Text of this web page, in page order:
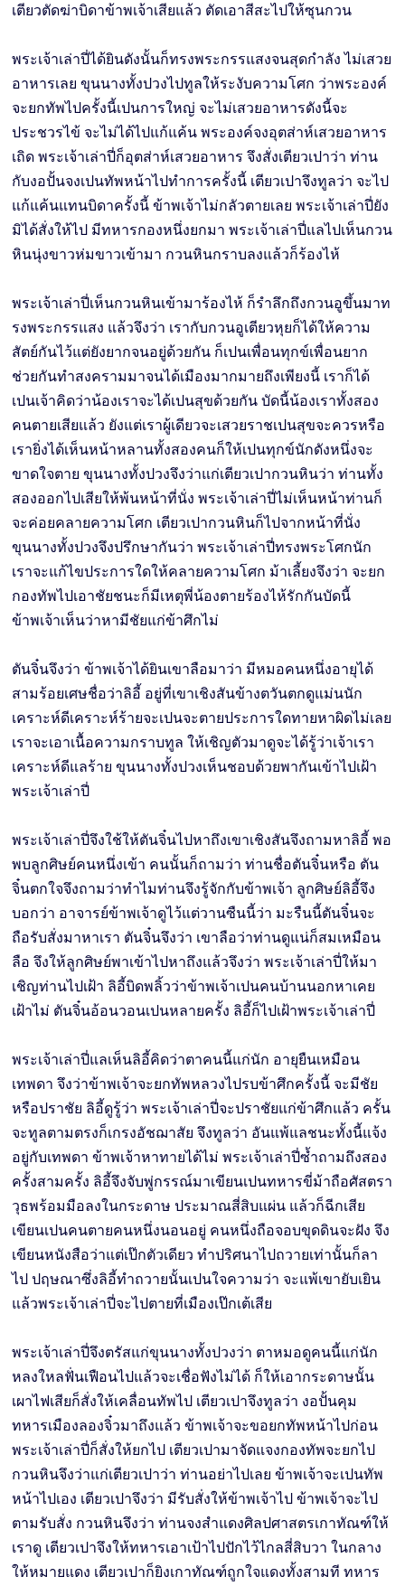
เตียวตัดฆ่าบิดาข้าพเจ้าเสียแล้ว ตัดเอาสีสะไปให้ซุนกวน
พระเจ้าเล่าปี่ได้ยินดังนั้นก็ทรงพระกรรแสงจนสุดกำลัง ไม่เสวย
อาหารเลย ขุนนางทั้งปวงไปทูลให้ระงับความโศก ว่าพระองค์
จะยกทัพไปครั้งนี้เปนการใหญ่ จะไม่เสวยอาหารดังนี้จะ
ประชวรไข้ จะไม่ได้ไปแก้แค้น พระองค์จงอุตส่าห์เสวยอาหาร
เถิด พระเจ้าเล่าปี่ก็อุตส่าห์เสวยอาหาร จึงสั่งเตียวเปาว่า ท่าน
กับงอปั้นจงเปนทัพหน้าไปทำการครั้งนี้ เตียวเปาจึงทูลว่า จะไป
แก้แค้นแทนบิดาครั้งนี้ ข้าพเจ้าไม่กลัวตายเลย พระเจ้าเล่าปี่ยัง
มิได้สั่งให้ไป มีทหารกองหนึ่งยกมา พระเจ้าเล่าปี่แลไปเห็นกวน
หินนุ่งขาวห่มขาวเข้ามา กวนหินกราบลงแล้วก็ร้องไห้
พระเจ้าเล่าปี่เห็นกวนหินเข้ามาร้องไห้ ก็รำลึกถึงกวนอูขึ้นมาท
รงพระกรรแสง แล้วจึงว่า เรากับกวนอูเตียวหุยก็ได้ให้ความ
สัตย์กันไว้แต่ยังยากจนอยู่ด้วยกัน ก็เปนเพื่อนทุกข์เพื่อนยาก
ช่วยกันทำสงครามมาจนได้เมืองมากมายถึงเพียงนี้ เราก็ได้
เปนเจ้าคิดว่าน้องเราจะได้เปนสุขด้วยกัน บัดนี้น้องเราทั้งสอง
คนตายเสียแล้ว ยังแต่เราผู้เดียวจะเสวยราชเปนสุขจะควรหรือ
เรายิ่งได้เห็นหน้าหลานทั้งสองคนก็ให้เปนทุกข์นักดังหนึ่งจะ
ขาดใจตาย ขุนนางทั้งปวงจึงว่าแก่เตียวเปากวนหินว่า ท่านทั้ง
สองออกไปเสียให้พ้นหน้าที่นั่ง พระเจ้าเล่าปี่ไม่เห็นหน้าท่านก็
จะค่อยคลายความโศก เตียวเปากวนหินก็ไปจากหน้าที่นั่ง
ขุนนางทั้งปวงจึงปรึกษากันว่า พระเจ้าเล่าปี่ทรงพระโศกนัก
เราจะแก้ไขประการใดให้คลายความโศก ม้าเลี้ยงจึงว่า จะยก
กองทัพไปเอาชัยชนะก็มีเหตุพี่น้องตายร้องไห้รักกันบัดนี้
ข้าพเจ้าเห็นว่าหามีชัยแก่ข้าศึกไม่
ตันจิ๋นจึงว่า ข้าพเจ้าได้ยินเขาลือมาว่า มีหมอคนหนึ่งอายุได้
สามร้อยเศษชื่อว่าลิอี้ อยู่ที่เขาเชิงสันข้างตวันตกดูแม่นนัก
เคราะห์ดีเคราะห์ร้ายจะเปนจะตายประการใดทายหาผิดไม่เลย
เราจะเอาเนื้อความกราบทูล ให้เชิญตัวมาดูจะได้รู้ว่าเจ้าเรา
เคราะห์ดีแลร้าย ขุนนางทั้งปวงเห็นชอบด้วยพากันเข้าไปเฝ้า
พระเจ้าเล่าปี่
พระเจ้าเล่าปี่จึงใช้ให้ตันจิ๋นไปหาถึงเขาเชิงสันจึงถามหาลิอี้ พอ
พบลูกศิษย์คนหนึ่งเข้า คนนั้นก็ถามว่า ท่านชื่อตันจิ๋นหรือ ตัน
จิ๋นตกใจจึงถามว่าทำไมท่านจึงรู้จักกับข้าพเจ้า ลูกศิษย์ลิอี้จึง
บอกว่า อาจารย์ข้าพเจ้าดูไว้แต่วานซืนนี้ว่า มะรืนนี้ตันจิ๋นจะ
ถือรับสั่งมาหาเรา ตันจิ๋นจึงว่า เขาลือว่าท่านดูแน่ก็สมเหมือน
ลือ จึงให้ลูกศิษย์พาเข้าไปหาถึงแล้วจึงว่า พระเจ้าเล่าปี่ให้มา
เชิญท่านไปเฝ้า ลิอี้บิดพลิ้วว่าข้าพเจ้าเปนคนบ้านนอกหาเคย
เฝ้าไม่ ตันจิ๋นอ้อนวอนเปนหลายครั้ง ลิอี้ก็ไปเฝ้าพระเจ้าเล่าปี่
พระเจ้าเล่าปี่แลเห็นลิอี้คิดว่าตาคนนี้แก่นัก อายุยืนเหมือน
เทพดา จึงว่าข้าพเจ้าจะยกทัพหลวงไปรบข้าศึกครั้งนี้ จะมีชัย
หรือปราชัย ลิอี้ดูรู้ว่า พระเจ้าเล่าปี่จะปราชัยแก่ข้าศึกแล้ว ครั้น
จะทูลตามตรงก็เกรงอัชฌาสัย จึงทูลว่า อันแพ้แลชนะทั้งนี้แจ้ง
อยู่กับเทพดา ข้าพเจ้าหาทายได้ไม่ พระเจ้าเล่าปี่ซ้ำถามถึงสอง
ครั้งสามครั้ง ลิอี้จึงจับพู่กรรณ์มาเขียนเปนทหารขี่ม้าถือศัสตรา
วุธพร้อมมือลงในกระดาษ ประมาณสี่สิบแผ่น แล้วก็ฉีกเสีย
เขียนเปนคนตายคนหนึ่งนอนอยู่ คนหนึ่งถือจอบขุดดินจะฝัง จึง
เขียนหนังสือว่าแต่เป๊กตัวเดียว ทำปริศนาไปถวายเท่านั้นก็ลา
ไป ปฤษณาซึ่งลิอี้ทำถวายนั้นเปนใจความว่า จะแพ้เขายับเยิน
แล้วพระเจ้าเล่าปี่จะไปตายที่เมืองเป๊กเต้เสีย
พระเจ้าเล่าปี่จึงตรัสแก่ขุนนางทั้งปวงว่า ตาหมอดูคนนี้แก่นัก
หลงใหลฟั่นเฟือนไปแล้วจะเชื่อฟังไม่ได้ ก็ให้เอากระดาษนั้น
เผาไฟเสียก็สั่งให้เคลื่อนทัพไป เตียวเปาจึงทูลว่า งอปั้นคุม
ทหารเมืองลองจิ๋วมาถึงแล้ว ข้าพเจ้าจะขอยกทัพหน้าไปก่อน
พระเจ้าเล่าปี่ก็สั่งให้ยกไป เตียวเปามาจัดแจงกองทัพจะยกไป
กวนหินจึงว่าแก่เตียวเปาว่า ท่านอย่าไปเลย ข้าพเจ้าจะเปนทัพ
หน้าไปเอง เตียวเปาจึงว่า มีรับสั่งให้ข้าพเจ้าไป ข้าพเจ้าจะไป
ตามรับสั่ง กวนหินจึงว่า ท่านจงสำแดงศิลปศาสตรเกาทัณฑ์ให้
เราดู เตียวเปาจึงให้ทหารเอาเป้าไปปักไว้ไกลสี่สิบวา ในกลาง
ให้หมายแดง เตียวเปาก็ยิงเกาทัณฑ์ถูกใจแดงทั้งสามที ทหาร